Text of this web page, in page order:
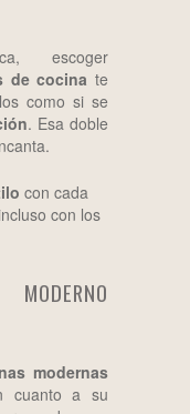
escoger
de cocina te
como si se
. Esa doble
con cada
con los
modernas
cuanto a su